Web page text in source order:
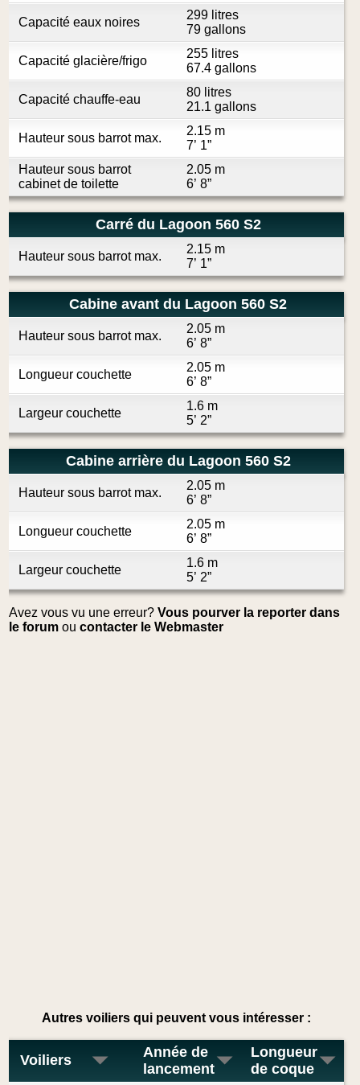
Capacité eaux noires
299 litres
79 gallons
Capacité glacière/frigo
255 litres
67.4 gallons
Capacité chauffe-eau
80 litres
21.1 gallons
Hauteur sous barrot max.
2.15 m
7’ 1”
Hauteur sous barrot
cabinet de toilette
2.05 m
6’ 8”
Carré du Lagoon 560 S2
Hauteur sous barrot max.
2.15 m
7’ 1”
Cabine avant du Lagoon 560 S2
Hauteur sous barrot max.
2.05 m
6’ 8”
Longueur couchette
2.05 m
6’ 8”
Largeur couchette
1.6 m
5’ 2”
Cabine arrière du Lagoon 560 S2
Hauteur sous barrot max.
2.05 m
6’ 8”
Longueur couchette
2.05 m
6’ 8”
Largeur couchette
1.6 m
5’ 2”
Avez vous vu une erreur?Vous pourver la reporter dans
le forum oucontacter le Webmaster
Autres voiliers qui peuvent vous intéresser :
Voiliers
Année de
lancement
Longueur
de coque